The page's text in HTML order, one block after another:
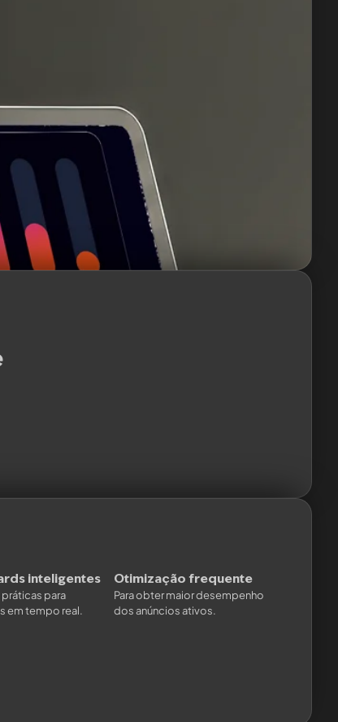
inteligentes
práticas para
em tempo real.
Otimização frequente
Para obter maior desempenho
dos anúncios ativos.